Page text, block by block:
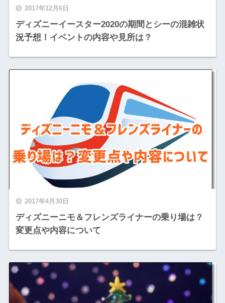
2017年12月6日
ディズニーイースター2020の期間とシーの混雑状
況予想！イベントの内容や見所は？
2017年4月30日
ディズニーニモ＆フレンズライナーの乗り場は？
変更点や内容について